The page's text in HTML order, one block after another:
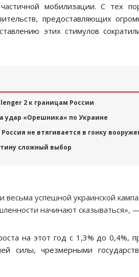
мобилизации. С тех
предоставляющих
этих стимулов
2 к границам России
удар «Орешника» по Украине
не втягивается в гонку
сложный выбор
успешной украинской
начинают сказываться»,
на этот год с 1,3% до 0,4%,
силы, чрезмерными